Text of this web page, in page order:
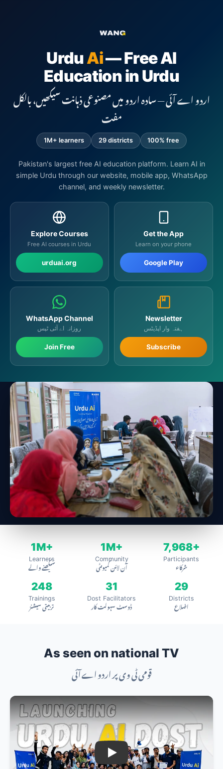
UrduAi— Free AI
Education in Urdu
اردو اے آئی — سادہ اردو میں مصنوعی ذہانت سیکھیں، بالکل
مفت
1M+ learners 29 districts 100% free
Pakistan's largest free AI education platform. Learn AI in
simple Urdu through our website, mobile app, WhatsApp
channel, and weekly newsletter.
Explore Courses
Free AI courses in Urdu
urduai.org
Get the App
Learn on your phone
Google Play
WhatsApp Channel
روزانہ اے آئی ٹپس
Join Free
Newsletter
ہفتہ وار اپڈیٹس
Subscribe
1M+
Learners
سیکھنے والے
1M+
Community
آن لائن کمیونٹی
7,968+
Participants
شرکاء
248
Trainings
تربیتی سیشنز
31
Dost Facilitators
ڈوسٹ سہولت کار
29
Districts
اضلاع
As seen on national TV
قومی ٹی وی پر اردو اے آئی
Play: Urdu AI Dost overview